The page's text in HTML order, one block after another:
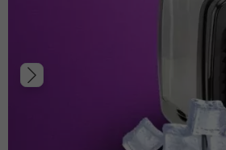
Poprzedni